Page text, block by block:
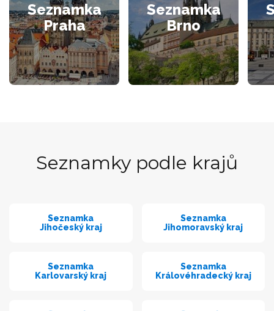
Seznamka
Praha
Seznamka
Brno
Seznamky podle krajů
Seznamka
Jihočeský kraj
Seznamka
Jihomoravský kraj
Seznamka
Karlovarský kraj
Seznamka
Královéhradecký kraj